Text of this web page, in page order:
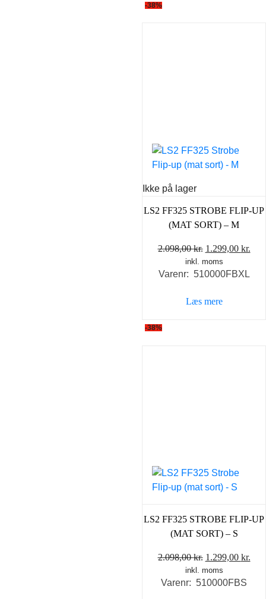
-38%
Ikke på lager
LS2 FF325 STROBE FLIP-UP
(MAT SORT) – M
2.098,00kr. Den
oprindelige
pris
2.098,00 kr..
1.299,00 kr.
pris
inkl. moms
Varenr: 510000FBXL
Læs mere
-38%
LS2 FF325 STROBE FLIP-UP
(MAT SORT) – S
2.098,00kr. Den
oprindelige
pris
1.299,00 kr.
inkl. moms
Varenr: 510000FBS